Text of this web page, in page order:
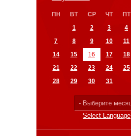
ПН ВТ СР ЧТ ПТ
1
2 3 4
7
8 9 10 11
14
15 16 17 18
21
22 23 24 25
28
29 30 31
Select Language